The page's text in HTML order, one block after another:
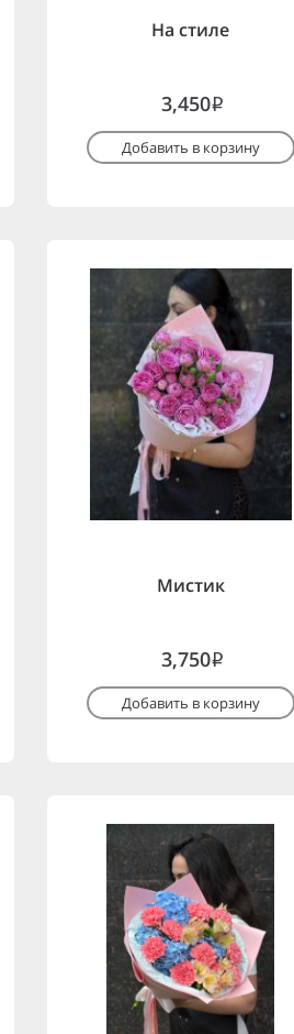
На стиле
3,450i
Добавить в корзину
Мистик
3,750i
Добавить в корзину